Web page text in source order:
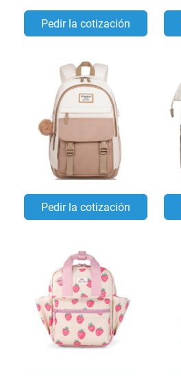
Pedir la cotización
Pedir la cotización